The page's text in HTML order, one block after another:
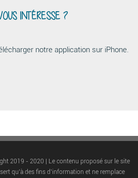
INTÉRESSE ?
notre application sur iPhone.
2019 - 2020 | Le contenu proposé sur le site
qu’à des fins d’information et ne remplace